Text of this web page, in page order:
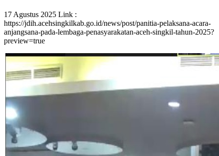
17 Agustus 2025 Link :
https://jdih.acehsingkilkab.go.id/news/post/panitia-pelaksana-acara-
anjangsana-pada-lembaga-penasyarakatan-aceh-singkil-tahun-2025?
preview=true